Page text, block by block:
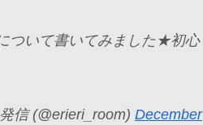
ついて書いてみました★初心
信 (@erieri_room) December